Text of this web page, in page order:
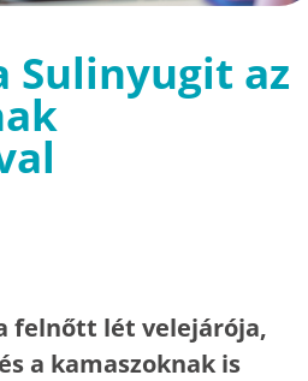
Sulinyugit az
felnőtt lét velejárója,
a kamaszoknak is